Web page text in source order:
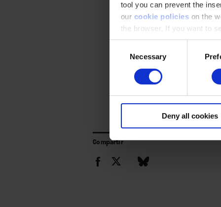
tool you can prevent the
our cookie policies on the
the browser. If you want to
appear again
SelectionNecessary
Deny all cookies
Compartir